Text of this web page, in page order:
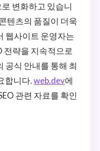
변화하고 있습니
텐츠의 품질이 더욱
웹사이트 운영자는
전략을 지속적으로
공식 안내를 통해 최
합니다.web.dev에
관련 자료를 확인